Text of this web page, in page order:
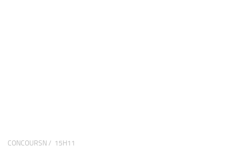
CONCOURSN / 15H11